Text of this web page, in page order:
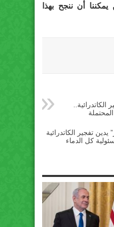
أن ننجح بهذا
تفجير الكاتدرائية
كل الدماء